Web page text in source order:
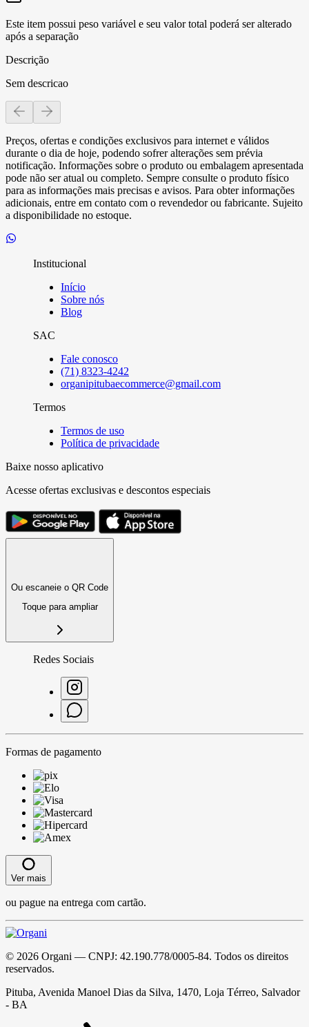
Este item possui peso variável e seu valor total poderá ser alterado
após a separação
Descrição
Sem descricao
Preços, ofertas e condições exclusivos para internet e válidos
durante o dia de hoje, podendo sofrer alterações sem prévia
notificação. Informações sobre o produto ou embalagem apresentada
pode não ser atual ou completo. Sempre consulte o produto físico
para as informações mais precisas e avisos. Para obter informações
adicionais, entre em contato com o revendedor ou fabricante. Sujeito
a disponibilidade no estoque.
Institucional
Início
Sobre nós
Blog
SAC
Fale conosco
(71) 8323-4242
organipitubaecommerce@gmail.com
Termos
Termos de uso
Política de privacidade
Baixe nosso aplicativo
Acesse ofertas exclusivas e descontos especiais
Ou escaneie o QR Code
Toque para ampliar
Redes Sociais
Formas de pagamento
Ver mais
ou pague na entrega com cartão.
© 2026 Organi — CNPJ: 42.190.778/0005-84. Todos os direitos
reservados.
Pituba, Avenida Manoel Dias da Silva, 1470, Loja Térreo, Salvador
- BA